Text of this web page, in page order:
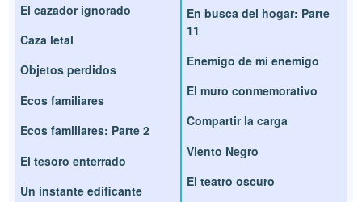
El cazador ignorado
Caza letal
Objetos perdidos
Ecos familiares
Ecos familiares: Parte 2
El tesoro enterrado
Un instante edificante
En busca del hogar: Parte
11
Enemigo de mi enemigo
El muro conmemorativo
Compartir la carga
Viento Negro
El teatro oscuro